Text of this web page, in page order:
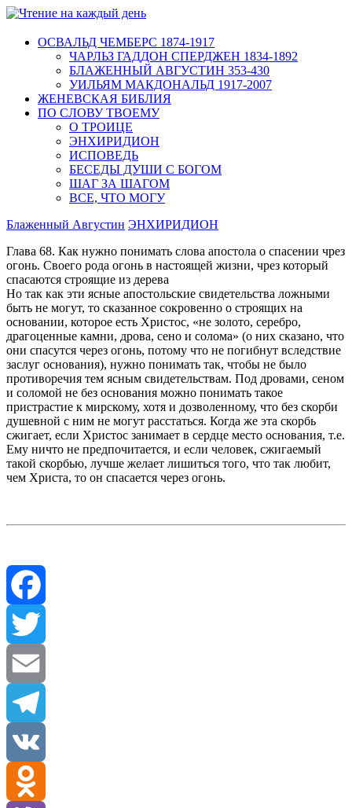
ОСВАЛЬД ЧЕМБЕРС 1874-1917
ЧАРЛЬЗ ГАДДОН СПЕРДЖЕН 1834-1892
БЛАЖЕННЫЙ АВГУСТИН 353-430
УИЛЬЯМ МАКДОНАЛЬД 1917-2007
ЖЕНЕВСКАЯ БИБЛИЯ
ПО СЛОВУ ТВОЕМУ
О ТРОИЦЕ
ЭНХИРИДИОН
ИСПОВЕДЬ
БЕСЕДЫ ДУШИ С БОГОМ
ШАГ ЗА ШАГОМ
ВСЕ, ЧТО МОГУ
Блаженный Августин ЭНХИРИДИОН
Глава 68. Как нужно понимать слова апостола о спасении чрез
огонь. Своего рода огонь в настоящей жизни, чрез который
спасаются строящие из дерева
Но так как эти ясные апостольские свидетельства ложными
быть не могут, то сказанное сокровенно о строящих на
основании, которое есть Христос, «не золото, серебро,
драгоценные камни, дрова, сено и солома» (о них сказано, что
они спасутся через огонь, потому что не погибнут вследствие
заслуг основания), нужно понимать так, чтобы не было
противоречия тем ясным свидетельствам. Под дровами, сеном
и соломой не без основания можно понимать такое
пристрастие к мирскому, хотя и дозволенному, что без скорби
душевной с ним не могут расстаться. Когда же эта скорбь
сжигает, если Христос занимает в сердце место основания, т.е.
Ему ничто не предпочитается, и если человек, сжигаемый
такой скорбью, лучше желает лишиться того, что так любит,
чем Христа, то он спасается через огонь.
Facebook
Twitter
Email
Telegram
VK